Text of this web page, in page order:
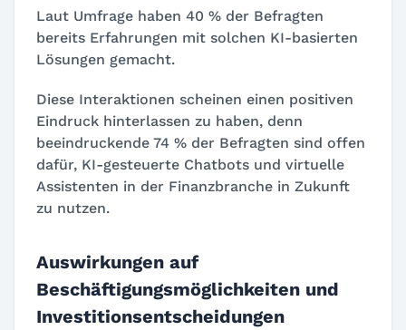
Laut Umfrage haben 40 % der Befragten
bereits Erfahrungen mit solchen KI-basierten
Lösungen gemacht.
Diese Interaktionen scheinen einen positiven
Eindruck hinterlassen zu haben, denn
beeindruckende 74 % der Befragten sind offen
dafür, KI-gesteuerte Chatbots und virtuelle
Assistenten in der Finanzbranche in Zukunft
zu nutzen.
Auswirkungen auf
Beschäftigungsmöglichkeiten und
Investitionsentscheidungen